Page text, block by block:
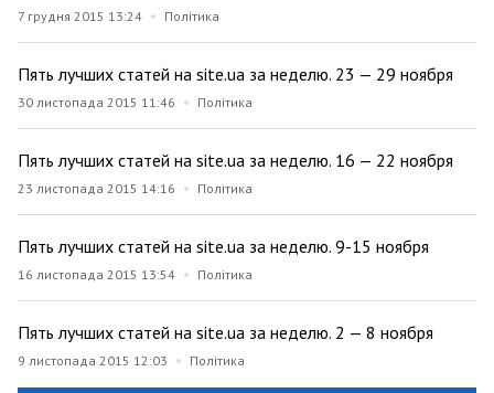
7 грудня 2015 13:24 Політика
Пять лучших статей на site.ua за неделю. 23 — 29 ноября
30 листопада 2015 11:46 Політика
Пять лучших статей на site.ua за неделю. 16 — 22 ноября
23 листопада 2015 14:16 Політика
Пять лучших статей на site.ua за неделю. 9-15 ноября
16 листопада 2015 13:54 Політика
Пять лучших статей на site.ua за неделю. 2 — 8 ноября
9 листопада 2015 12:03 Політика